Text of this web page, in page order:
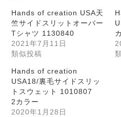
Hands of creation USA天
竺サイドスリットオーバー
Tシャツ 1130840
2021年7月11日
類似投稿
Hands of creation
USA18/裏毛サイドスリッ
トスウェット 1010807
2カラー
2020年1月28日